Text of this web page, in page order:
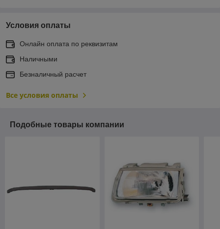
Условия оплаты
Онлайн оплата по реквизитам
Наличными
Безналичный расчет
Все условия оплаты
Подобные товары компании